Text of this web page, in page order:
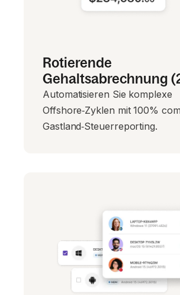
Rotierende
Gehaltsabrechnung
Automatisieren Sie komplexe
Offshore‑Zyklen mit 100%
Gastland‑Steuerreporting.